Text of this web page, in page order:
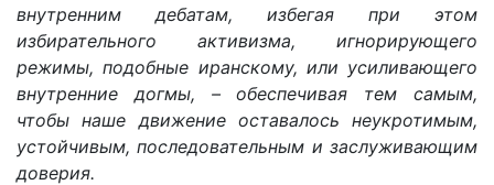
внутренним дебатам, избегая при этом
избирательного активизма, игнорирующего
режимы, подобные иранскому, или усиливающего
внутренние догмы, – обеспечивая тем самым,
чтобы наше движение оставалось неукротимым,
устойчивым, последовательным и заслуживающим
доверия.